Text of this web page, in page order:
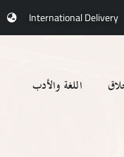
to
content
International Delivery
اللغة والأدب